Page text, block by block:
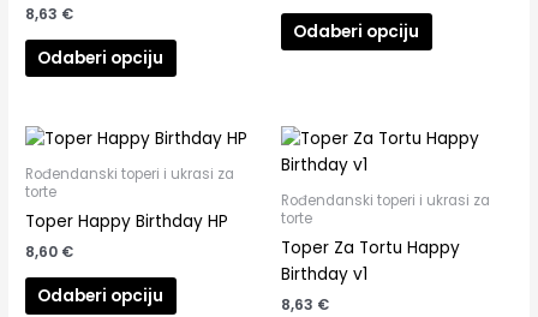
8,63 €
Odaberi opciju
Odaberi opciju
Rođendanski toperi i ukrasi za
torte
Toper Happy Birthday HP
8,60 €
Odaberi opciju
Rođendanski toperi i ukrasi za
torte
Toper Za Tortu Happy
Birthday v1
8,63 €